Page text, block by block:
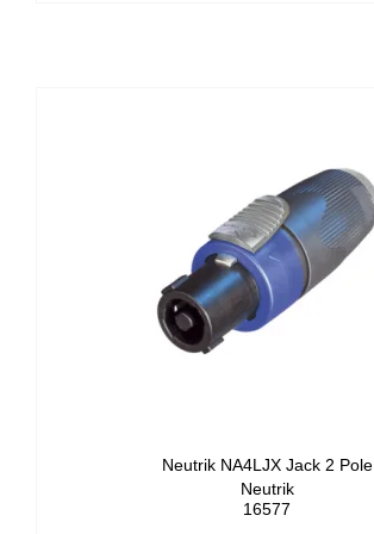
Neutrik NA4LJX Jack 2 Pole
Neutrik
16577